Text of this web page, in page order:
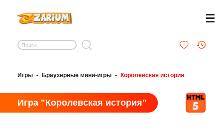
Игры • Браузерные мини-игры • Королевская история
Игра "Королевская история"